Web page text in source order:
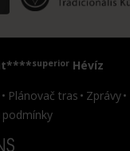
superior Hévíz
Plánovač tras
Zprávy